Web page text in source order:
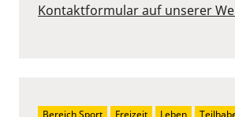
Kontaktformular auf unserer
Bereich Sport Freizeit Leben